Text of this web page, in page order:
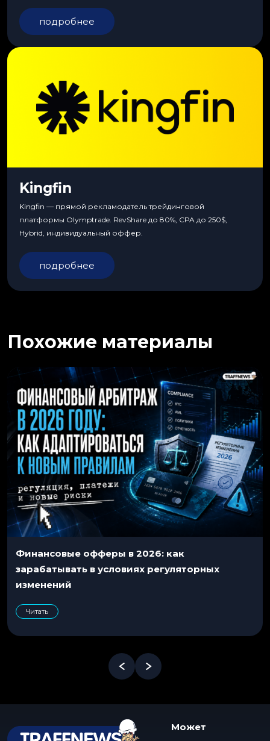
подробнее
Kingfin
Kingfin — прямой рекламодатель трейдинговой
платформы Olymptrade. RevShare до 80%, CPA до 250$,
Hybrid, индивидуальный оффер.
подробнее
Похожие материалы
Финансовые офферы в 2026: как
зарабатывать в условиях регуляторных
изменений
Читать
Может